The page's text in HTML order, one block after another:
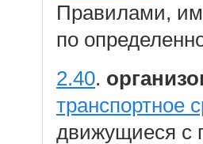
Правилами,
по
2.40.
транспортное
движущиеся с